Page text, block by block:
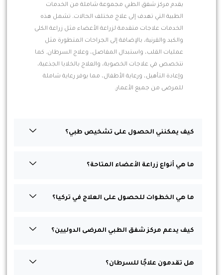
يقدم مركز شفق الطبي مجموعة شاملة من الخدمات
الطبية التي تهدف إلى علاج مختلف الحالات. تشمل هذه
الخدمات علاجات متقدمة لزراعة الأعضاء مثل زراعة الكلى
والكبد والقرنية، بالإضافة إلى الجراحات المتطورة مثل
عمليات القلب، واستبدال المفاصل، وعلاج السرطان. كما
نتخصص في علاجات الخصوبة، والعلاج بالخلايا الجذعية،
وإعادة التأهيل، ورعاية الأطفال، مما يوفر رعاية شاملة
للمرضى من جميع الأعمار.
كيف يمكنني الحصول على تشخيص طبي؟
ما هي أنواع زراعة الأعضاء المتاحة؟
ما هي الخطوات للحصول على العلاج في تركيا؟
كيف يدعم مركز شفق الطبي المرضى الدوليين؟
هل تقدمون علاجًا للسرطان؟